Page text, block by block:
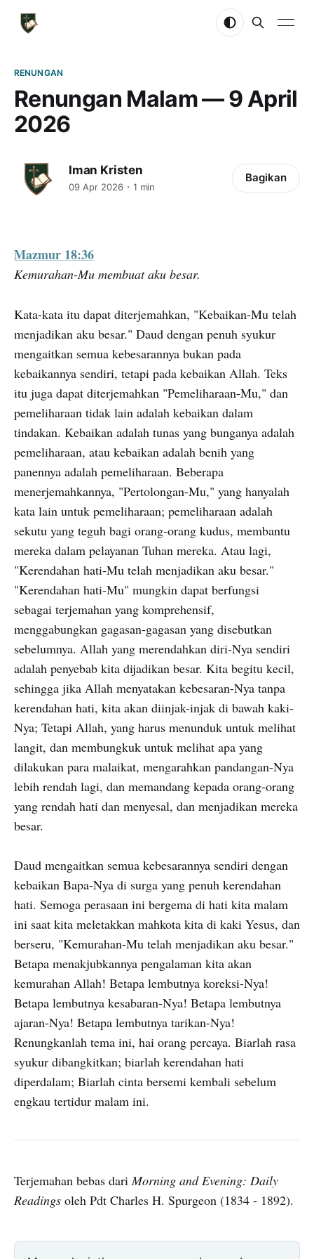
RENUNGAN
Renungan Malam — 9 April
2026
Iman Kristen
09 Apr 2026 1 min
Bagikan
Mazmur 18:36
Kemurahan-Mu membuat aku besar.
Kata-kata itu dapat diterjemahkan, "Kebaikan-Mu telah
menjadikan aku besar." Daud dengan penuh syukur
mengaitkan semua kebesarannya bukan pada
kebaikannya sendiri, tetapi pada kebaikan Allah. Teks
itu juga dapat diterjemahkan "Pemeliharaan-Mu," dan
pemeliharaan tidak lain adalah kebaikan dalam
tindakan. Kebaikan adalah tunas yang bunganya adalah
pemeliharaan, atau kebaikan adalah benih yang
panennya adalah pemeliharaan. Beberapa
menerjemahkannya, "Pertolongan-Mu," yang hanyalah
kata lain untuk pemeliharaan; pemeliharaan adalah
sekutu yang teguh bagi orang-orang kudus, membantu
mereka dalam pelayanan Tuhan mereka. Atau lagi,
"Kerendahan hati-Mu telah menjadikan aku besar."
"Kerendahan hati-Mu" mungkin dapat berfungsi
sebagai terjemahan yang komprehensif,
menggabungkan gagasan-gagasan yang disebutkan
sebelumnya. Allah yang merendahkan diri-Nya sendiri
adalah penyebab kita dijadikan besar. Kita begitu kecil,
sehingga jika Allah menyatakan kebesaran-Nya tanpa
kerendahan hati, kita akan diinjak-injak di bawah kaki-
Nya; Tetapi Allah, yang harus menunduk untuk melihat
langit, dan membungkuk untuk melihat apa yang
dilakukan para malaikat, mengarahkan pandangan-Nya
lebih rendah lagi, dan memandang kepada orang-orang
yang rendah hati dan menyesal, dan menjadikan mereka
besar.
Daud mengaitkan semua kebesarannya sendiri dengan
kebaikan Bapa-Nya di surga yang penuh kerendahan
hati. Semoga perasaan ini bergema di hati kita malam
ini saat kita meletakkan mahkota kita di kaki Yesus, dan
berseru, "Kemurahan-Mu telah menjadikan aku besar."
Betapa menakjubkannya pengalaman kita akan
kemurahan Allah! Betapa lembutnya koreksi-Nya!
Betapa lembutnya kesabaran-Nya! Betapa lembutnya
ajaran-Nya! Betapa lembutnya tarikan-Nya!
Renungkanlah tema ini, hai orang percaya. Biarlah rasa
syukur dibangkitkan; biarlah kerendahan hati
diperdalam; Biarlah cinta bersemi kembali sebelum
engkau tertidur malam ini.
Terjemahan bebas dariMorning and Evening: Daily
Readings oleh Pdt Charles H. Spurgeon (1834 - 1892).